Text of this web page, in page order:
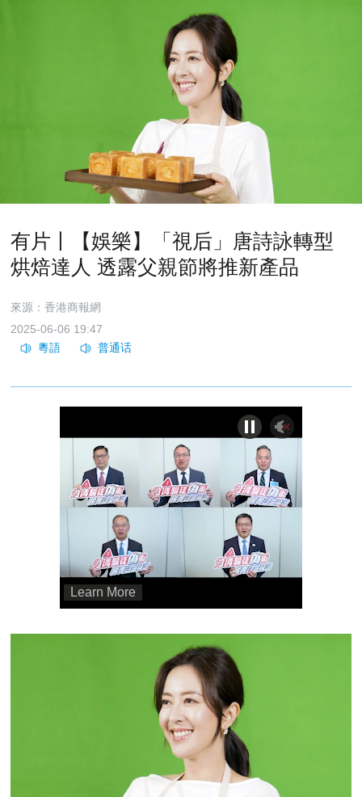
有片丨【娛樂】「視后」唐詩詠轉型
烘焙達人 透露父親節將推新產品
來源：香港商報網
2025-06-06 19:47